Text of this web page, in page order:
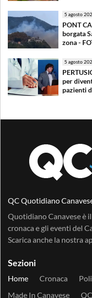
5 agosto
PONT
borgata
zona -
5 agosto
per
pazienti
QC Quotidiano
Quotidiano Canavese è
cronaca e gli eventi del
Scarica anche la nostra
Sezioni
Home Cronaca
Made In Canavese